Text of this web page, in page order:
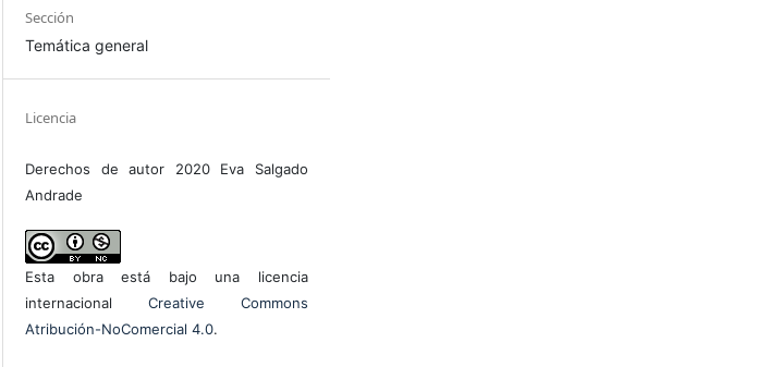
Sección
Temática general
Licencia
Derechos de autor 2020 Eva Salgado
Andrade
Esta obra está bajo una licencia
internacional Creative Commons
Atribución-NoComercial 4.0.